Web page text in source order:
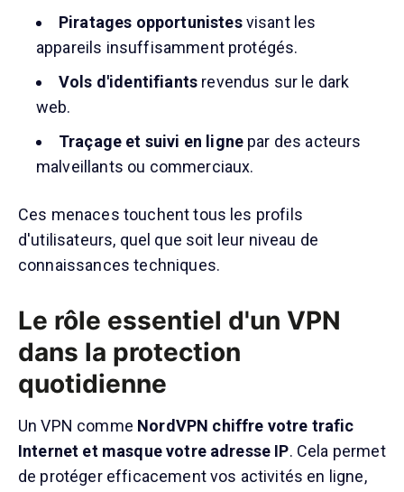
Piratages opportunistesvisant les
appareils insuffisamment protégés.
Vols d'identifiants revendus sur le dark
web.
Traçage et suivi en ligne par des acteurs
malveillants ou commerciaux.
Ces menaces touchent tous les profils
d'utilisateurs, quel que soit leur niveau de
connaissances techniques.
Le rôle essentiel d'un VPN
dans la protection
quotidienne
Un VPN comme NordVPN chiffre votre trafic
Internet et masque votre adresse IP. Cela permet
de protéger efficacement vos activités en ligne,